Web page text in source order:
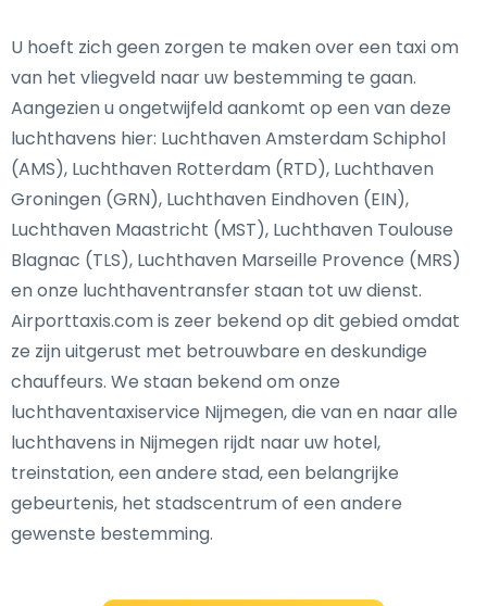
U hoeft zich geen zorgen te maken over een taxi om
van het vliegveld naar uw bestemming te gaan.
Aangezien u ongetwijfeld aankomt op een van deze
luchthavens hier: Luchthaven Amsterdam Schiphol
(AMS), Luchthaven Rotterdam (RTD), Luchthaven
Groningen (GRN), Luchthaven Eindhoven (EIN),
Luchthaven Maastricht (MST), Luchthaven Toulouse
Blagnac (TLS), Luchthaven Marseille Provence (MRS)
en onze luchthaventransfer staan tot uw dienst.
Airporttaxis.com is zeer bekend op dit gebied omdat
ze zijn uitgerust met betrouwbare en deskundige
chauffeurs. We staan bekend om onze
luchthaventaxiservice Nijmegen, die van en naar alle
luchthavens in Nijmegen rijdt naar uw hotel,
treinstation, een andere stad, een belangrijke
gebeurtenis, het stadscentrum of een andere
gewenste bestemming.